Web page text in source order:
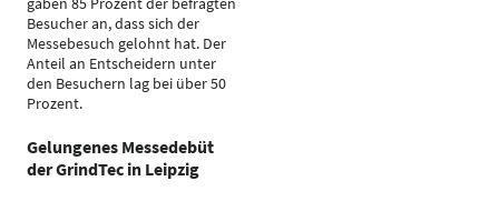
Besucher an, dass sich der
Messebesuch gelohnt hat. Der
Anteil an Entscheidern unter
den Besuchern lag bei über 50
Prozent.
Gelungenes Messedebüt
der GrindTec in Leipzig